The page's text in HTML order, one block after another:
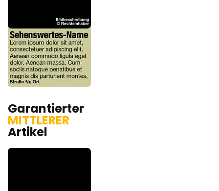
Garantierter
MITTLERER
Artikel